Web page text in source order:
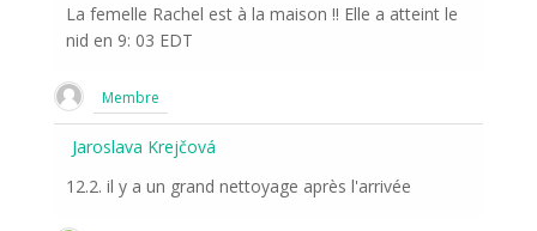
La femelle Rachel est à la maison !! Elle a atteint le
nid en 9: 03 EDT
Membre
Jaroslava Krejčová
12.2. il y a un grand nettoyage après l'arrivée